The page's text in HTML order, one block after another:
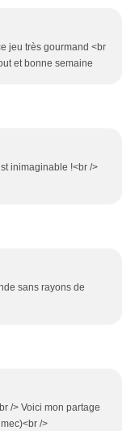
jeu très gourmand <br
et bonne semaine
inimaginable !<br />
sans rayons de
/> Voici mon partage
/>